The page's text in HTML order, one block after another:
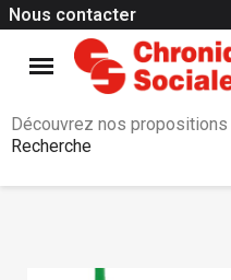
Nous contacter
Découvrez nos propositions
Recherche